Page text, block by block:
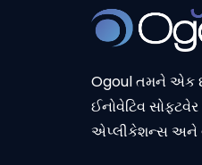
Ogoul તમને એક
ઈનોવેટિવ
એપ્લીકેશન્સ અને